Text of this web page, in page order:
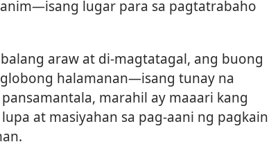
lugar para sa pagtatrabaho
araw at di-magtatagal, ang buong
halamanan​—isang tunay na
marahil ay maaari kang
at masiyahan sa pag-aani ng pagkain